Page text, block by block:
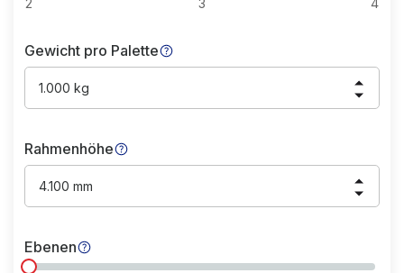
2 3 4
Gewicht pro Palette
1.000 kg
Rahmenhöhe
4.100 mm
Ebenen